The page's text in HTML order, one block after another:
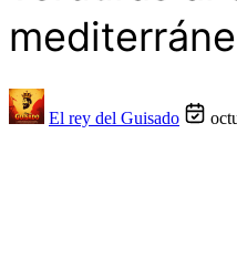
El rey del Guisado